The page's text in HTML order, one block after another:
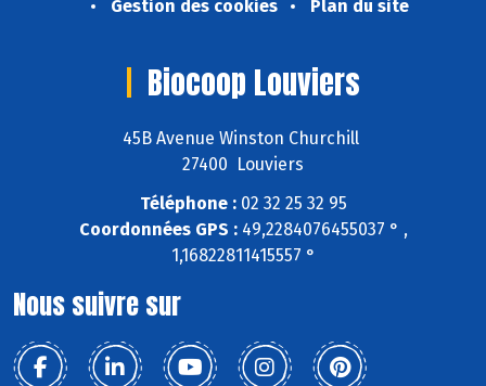
Gestion des cookies
Plan du site
Biocoop Louviers
45B Avenue Winston Churchill
27400 Louviers
Téléphone :02 32 25 32 95
Coordonnées GPS :49,2284076455037 ° ,
1,16822811415557 °
Nous suivre sur